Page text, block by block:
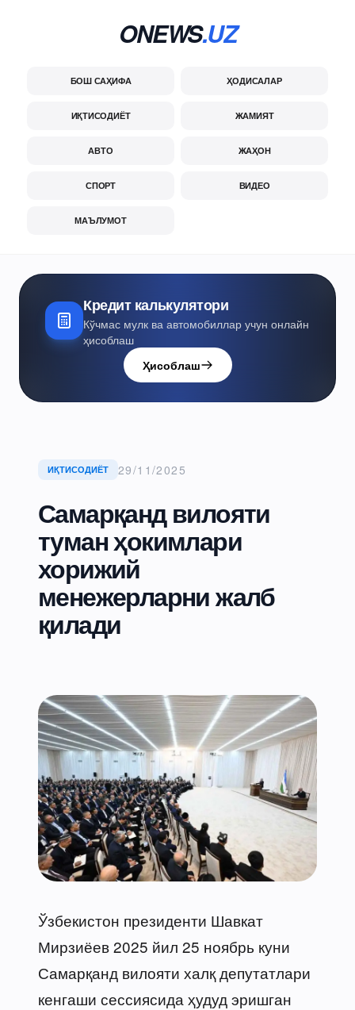
ONEWS.UZ
БОШ САҲИФА ҲОДИСАЛАР
ИҚТИСОДИЁТ ЖАМИЯТ
АВТО ЖАҲОН
СПОРТ ВИДЕО
МАЪЛУМОТ
Кредит калькулятори
Кўчмас мулк ва автомобиллар учун онлайн
ҳисоблаш
Ҳисоблаш
ИҚТИСОДИЁТ 29/11/2025
Самарқанд вилояти
туман ҳокимлари
хорижий
менежерларни жалб
қилади
Ўзбекистон президенти Шавкат
Мирзиёев 2025 йил 25 ноябрь куни
Самарқанд вилояти халқ депутатлари
кенгаши сессиясида ҳудуд эришган